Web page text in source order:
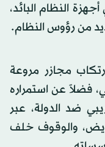
النظام البائد،
من رؤوس النظام.
مجازر مروعة
فضلاً عن استمراره
ضد الدولة، عبر
والوقوف خلف